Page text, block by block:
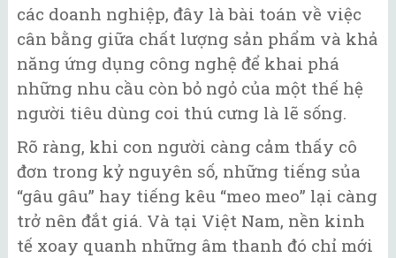
các doanh nghiệp, đây là bài toán về việc
cân bằng giữa chất lượng sản phẩm và khả
năng ứng dụng công nghệ để khai phá
những nhu cầu còn bỏ ngỏ của một thế hệ
người tiêu dùng coi thú cưng là lẽ sống.
Rõ ràng, khi con người càng cảm thấy cô
đơn trong kỷ nguyên số, những tiếng sủa
“gâu gâu” hay tiếng kêu “meo meo” lại càng
trở nên đắt giá. Và tại Việt Nam, nền kinh
tế xoay quanh những âm thanh đó chỉ mới